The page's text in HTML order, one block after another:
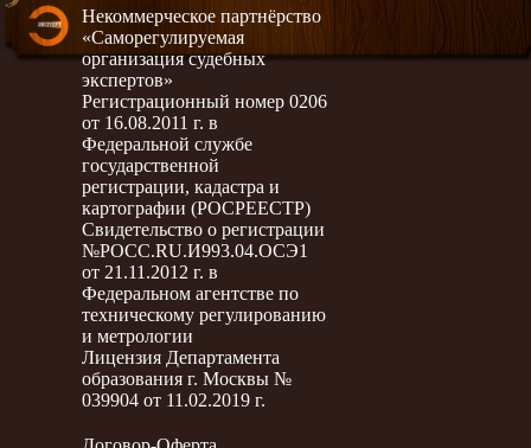
Некоммерческое партнёрство
«Саморегулируемая
организация судебных
экспертов»
Регистрационный номер 0206
от 16.08.2011 г. в
Федеральной службе
государственной
регистрации, кадастра и
картографии (РОСРЕЕСТР)
Свидетельство о регистрации
№РОСС.RU.И993.04.ОСЭ1
от 21.11.2012 г. в
Федеральном агентстве по
техническому регулированию
и метрологии
Лицензия Департамента
образования г. Москвы №
039904 от 11.02.2019 г.